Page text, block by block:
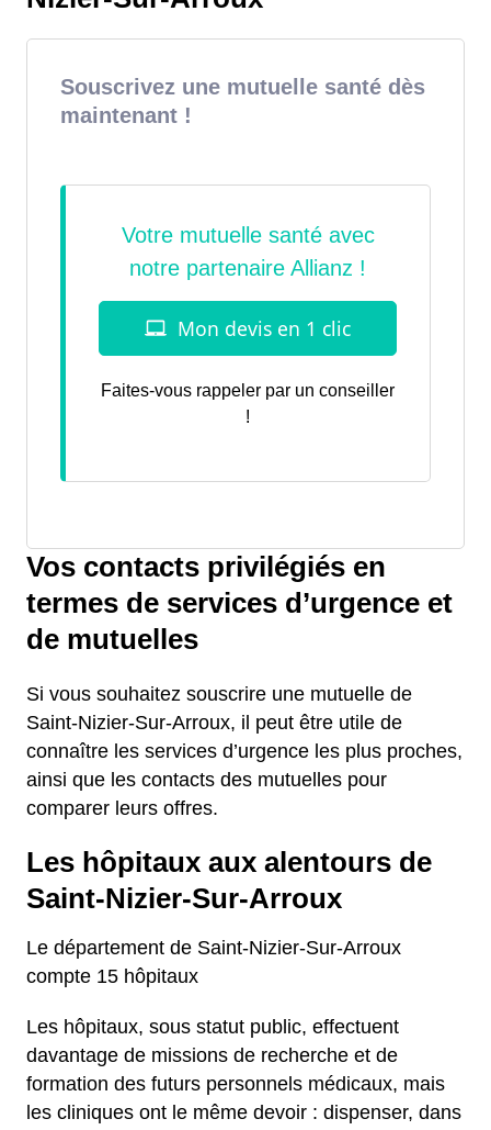
Souscrivez une mutuelle santé dès
maintenant !
Faites-vous rappeler par un conseiller
!
Vos contacts privilégiés en
termes de services d’urgence et
de mutuelles
Si vous souhaitez souscrire une mutuelle de
Saint-Nizier-Sur-Arroux, il peut être utile de
connaître les services d’urgence les plus proches,
ainsi que les contacts des mutuelles pour
comparer leurs offres.
Les hôpitaux aux alentours de
Saint-Nizier-Sur-Arroux
Le département de Saint-Nizier-Sur-Arroux
compte 15 hôpitaux
Les hôpitaux, sous statut public, effectuent
davantage de missions de recherche et de
formation des futurs personnels médicaux, mais
les cliniques ont le même devoir : dispenser, dans